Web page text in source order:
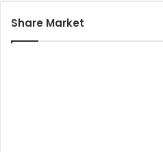
Share Market